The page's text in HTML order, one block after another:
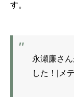
す。
永瀬廉さ
した！|メ